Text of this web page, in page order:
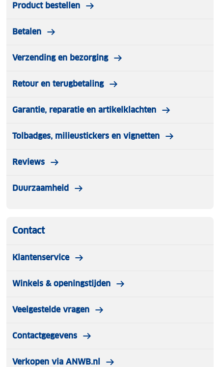
Product bestellen
Betalen
Verzending en bezorging
Retour en terugbetaling
Garantie, reparatie en artikelklachten
Tolbadges, milieustickers en vignetten
Reviews
Duurzaamheid
Contact
Klantenservice
Winkels & openingstijden
Veelgestelde vragen
Contactgegevens
Verkopen via ANWB.nl